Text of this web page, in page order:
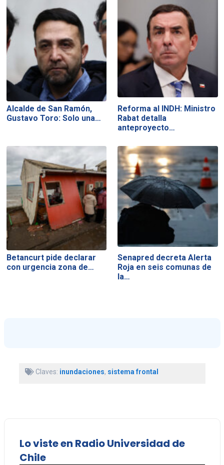
Alcalde de San Ramón,
Gustavo Toro: Solo una…
Reforma al INDH: Ministro
Rabat detalla
anteproyecto…
Betancurt pide declarar
con urgencia zona de…
Senapred decreta Alerta
Roja en seis comunas de
la…
Claves: inundaciones, sistema frontal
Lo viste en Radio Universidad de
Chile